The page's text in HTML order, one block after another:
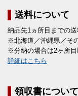
送料について
納品先1ヵ所目までの
※北海道／沖縄県／そ
※分納の場合は2ヶ所目
詳細はこちら
領収書について